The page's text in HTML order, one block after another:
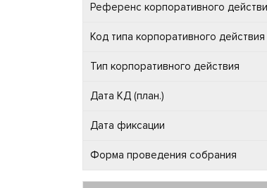
Референс корпоративного
Код типа корпоративного действия
Тип корпоративного действия
Дата КД (план.)
Дата фиксации
Форма проведения собрания